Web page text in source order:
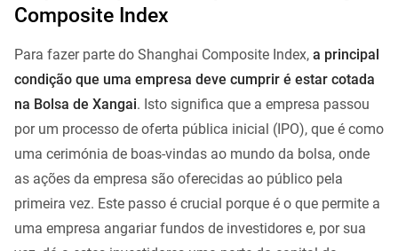
Composite Index
Para fazer parte do Shanghai Composite Index, a principal
condição que uma empresa deve cumprir é estar cotada
na Bolsa de Xangai. Isto significa que a empresa passou
por um processo de oferta pública inicial (IPO), que é como
uma cerimónia de boas-vindas ao mundo da bolsa, onde
as ações da empresa são oferecidas ao público pela
primeira vez. Este passo é crucial porque é o que permite a
uma empresa angariar fundos de investidores e, por sua